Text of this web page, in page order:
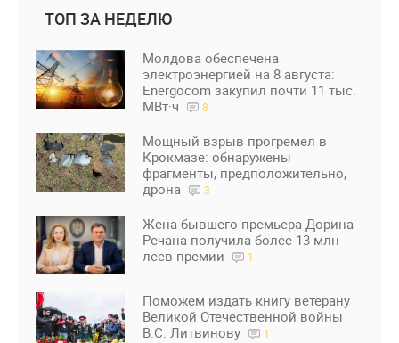
ТОП ЗА НЕДЕЛЮ
Молдова обеспечена
электроэнергией на 8 августа:
Energocom закупил почти 11 тыс.
МВт·ч
8
Мощный взрыв прогремел в
Крокмазе: обнаружены
фрагменты, предположительно,
дрона
3
Жена бывшего премьера Дорина
Речана получила более 13 млн
леев премии
1
Поможем издать книгу ветерану
Великой Отечественной войны
В.С. Литвинову
1